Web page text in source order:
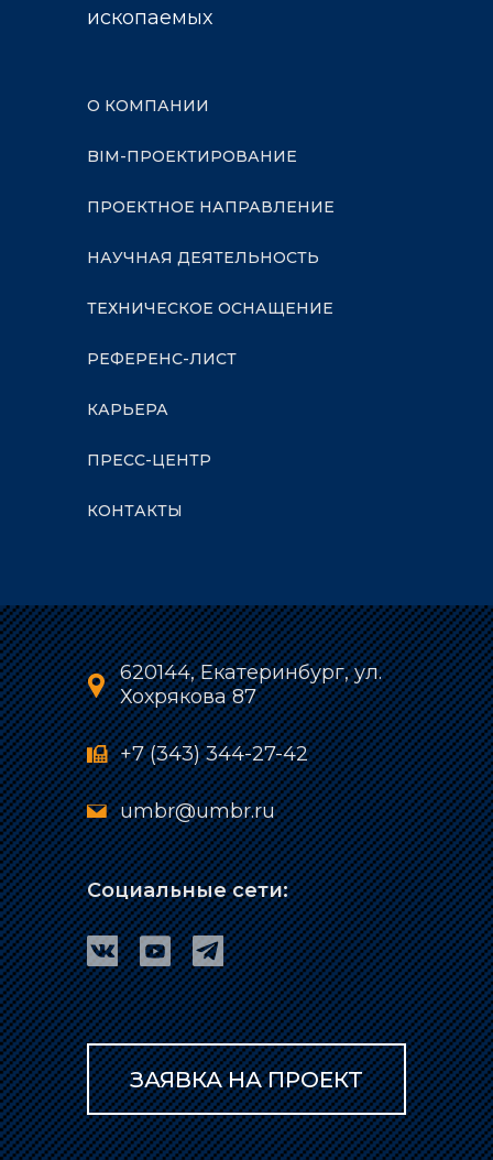
ископаемых
О КОМПАНИИ
BIM-ПРОЕКТИРОВАНИЕ
ПРОЕКТНОЕ НАПРАВЛЕНИЕ
НАУЧНАЯ ДЕЯТЕЛЬНОСТЬ
ТЕХНИЧЕСКОЕ ОСНАЩЕНИЕ
РЕФЕРЕНС-ЛИСТ
КАРЬЕРА
ПРЕСС-ЦЕНТР
КОНТАКТЫ
620144, Екатеринбург, ул.
Хохрякова 87
+7 (343) 344-27-42
umbr@umbr.ru
Социальные сети:
ЗАЯВКА НА ПРОЕКТ